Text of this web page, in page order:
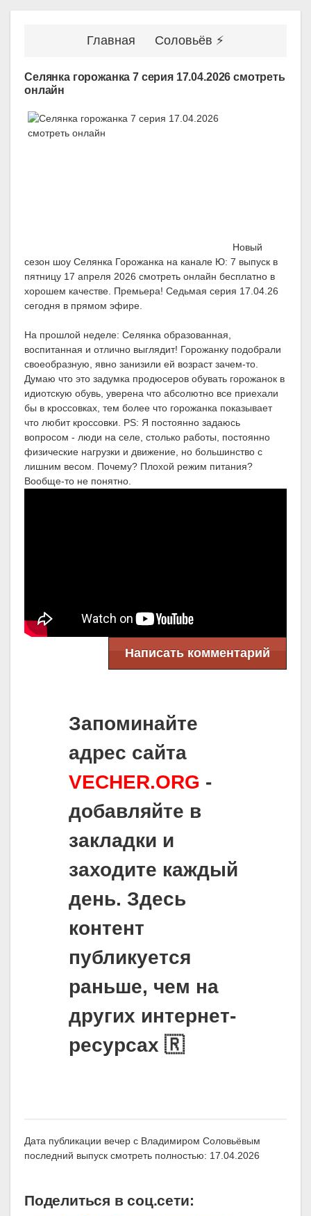
Главная Соловьёв ⚡
Селянка горожанка 7 серия 17.04.2026 смотреть
онлайн
Новый
сезон шоу Селянка Горожанка на канале Ю: 7 выпуск в
пятницу 17 апреля 2026 смотреть онлайн бесплатно в
хорошем качестве. Премьера! Седьмая серия 17.04.26
сегодня в прямом эфире.
На прошлой неделе: Селянка образованная,
воспитанная и отлично выглядит! Горожанку подобрали
своеобразную, явно занизили ей возраст зачем-то.
Думаю что это задумка продюсеров обувать горожанок в
идиотскую обувь, уверена что абсолютно все приехали
бы в кроссовках, тем более что горожанка показывает
что любит кроссовки. PS: Я постоянно задаюсь
вопросом - люди на селе, столько работы, постоянно
физические нагрузки и движение, но большинство с
лишним весом. Почему? Плохой режим питания?
Вообще-то не понятно.
Написать комментарий
Запоминайте
адрес сайта
VECHER.ORG -
добавляйте в
закладки и
заходите каждый
день. Здесь
контент
публикуется
раньше, чем на
других интернет-
ресурсах 🇷
Дата публикации вечер с Владимиром Соловьёвым
последний выпуск смотреть полностью: 17.04.2026
Поделиться в соц.сети: